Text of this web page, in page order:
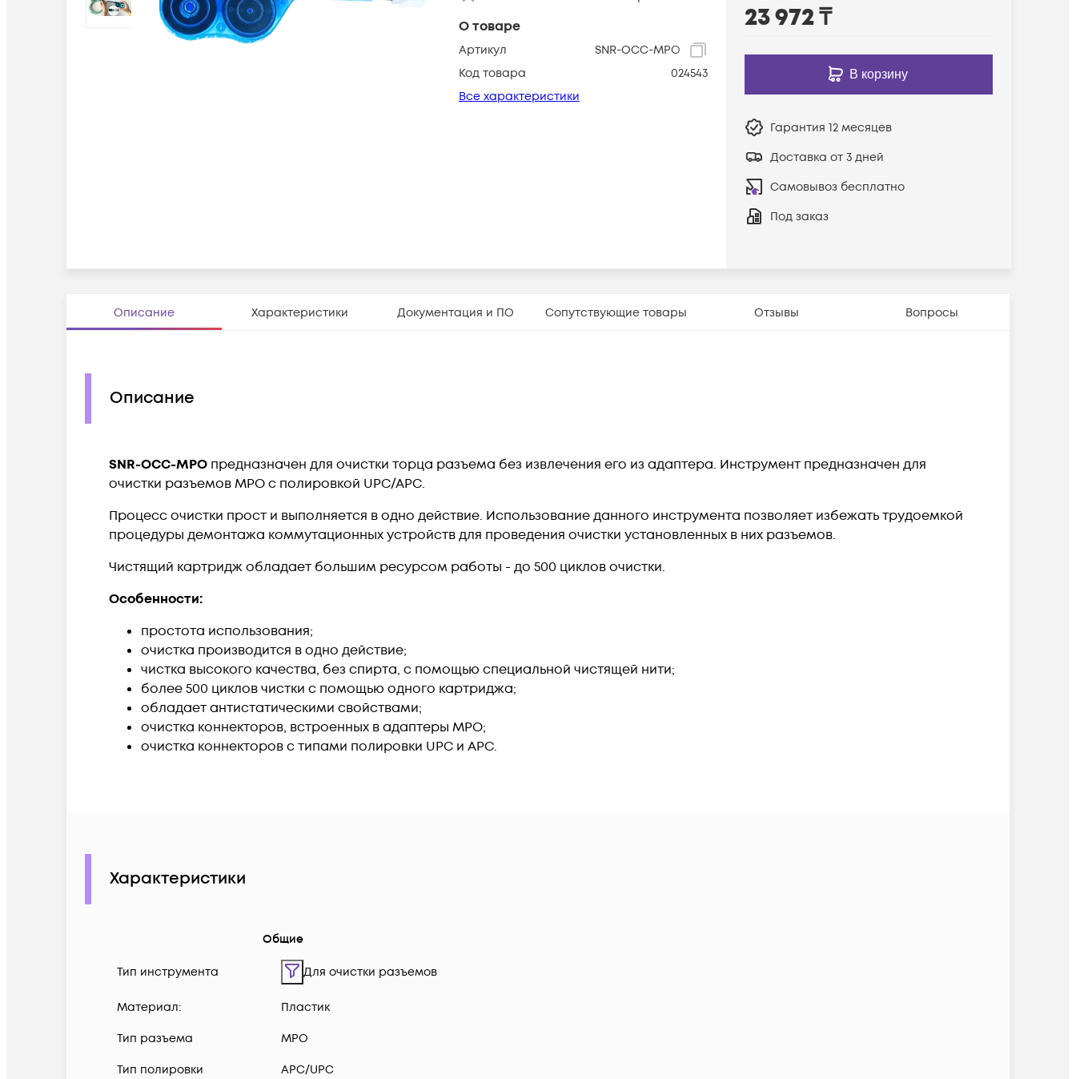
О товаре
Артикул
SNR-OCC-MPO
Код товара
024543
Все характеристики
23 972₸
В корзину
Гарантия 12 месяцев
Доставка от 3 дней
Самовывоз бесплатно
Под заказ
Описание Характеристики Документация и ПО Сопутствующие товары Отзывы Вопросы
Описание
SNR-OCC-MPO предназначен для очистки торца разъема без извлечения его из адаптера. Инструмент предназначен для
очистки разъемов MPO с полировкой UPC/APC.
Процесс очистки прост и выполняется в одно действие. Использование данного инструмента позволяет избежать трудоемкой
процедуры демонтажа коммутационных устройств для проведения очистки установленных в них разъемов.
Чистящий картридж обладает большим ресурсом работы - до 500 циклов очистки.
Особенности:
простота использования;
очистка производится в одно действие;
чистка высокого качества, без спирта, с помощью специальной чистящей нити;
более 500 циклов чистки с помощью одного картриджа;
обладает антистатическими свойствами;
очистка коннекторов, встроенных в адаптеры MPO;
очистка коннекторов с типами полировки UPC и APC.
Характеристики
Общие
Тип инструмента Для очистки разъемов
Материал: Пластик
Тип разъема MPO
Тип полировки APC/UPC